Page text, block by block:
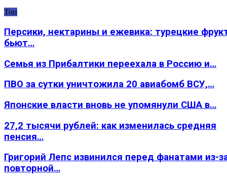
Топ
Персики, нектарины и ежевика: турецкие
бьют…
Семья из Прибалтики переехала в Россию и…
ПВО за сутки уничтожила 20 авиабомб ВСУ,…
Японские власти вновь не упомянули США в…
27,2 тысячи рублей: как изменилась средняя
пенсия…
Григорий Лепс извинился перед фанатами из-
повторной…